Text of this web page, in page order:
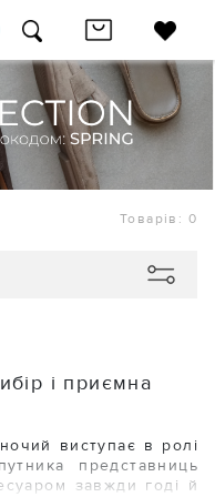
Товарів: 0
і приємна
виступає в ролі
представниць
завжди годі й